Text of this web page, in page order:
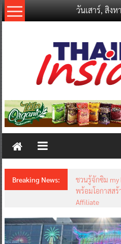
Skip
to
วันเสาร์, สิง
Thailand
New
Breaking News:
ชวนรู้จักซิม my
พร้อมโอกาสสร้
Affiliate